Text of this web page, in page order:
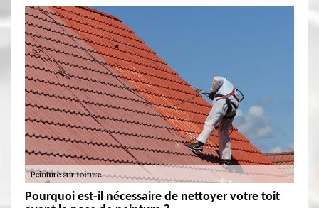
Pourquoi est-il nécessaire de nettoyer votre toit